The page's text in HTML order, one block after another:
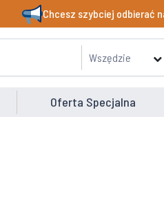
Chcesz szybciej odbierać
Wszędzie
Oferta Specjalna